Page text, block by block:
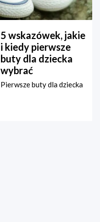
5 wskazówek, jakie
i kiedy pierwsze
buty dla dziecka
wybrać
Pierwsze buty dla dziecka